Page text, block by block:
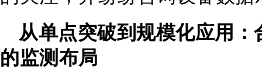
从单点突破到规模化应用：
的监测布局